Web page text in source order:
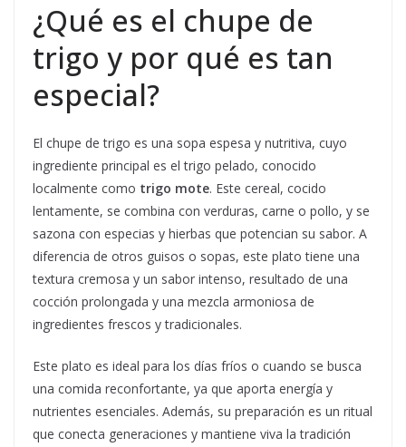
¿Qué es el chupe de
trigo y por qué es tan
especial?
El chupe de trigo es una sopa espesa y nutritiva, cuyo
ingrediente principal es el trigo pelado, conocido
localmente como trigo mote. Este cereal, cocido
lentamente, se combina con verduras, carne o pollo, y se
sazona con especias y hierbas que potencian su sabor. A
diferencia de otros guisos o sopas, este plato tiene una
textura cremosa y un sabor intenso, resultado de una
cocción prolongada y una mezcla armoniosa de
ingredientes frescos y tradicionales.
Este plato es ideal para los días fríos o cuando se busca
una comida reconfortante, ya que aporta energía y
nutrientes esenciales. Además, su preparación es un ritual
que conecta generaciones y mantiene viva la tradición